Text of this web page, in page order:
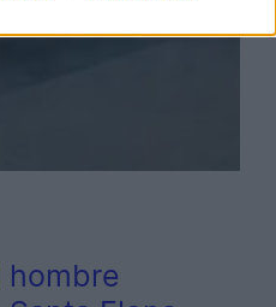
hombre